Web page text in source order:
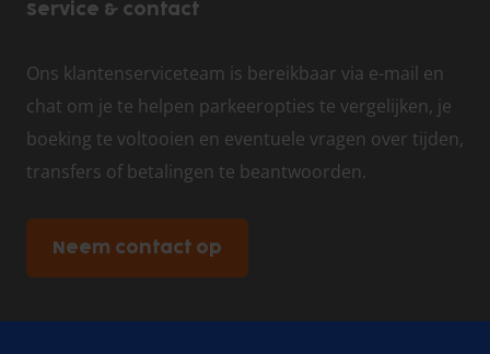
Service & contact
Ons klantenserviceteam is bereikbaar via e-mail en
chat om je te helpen parkeeropties te vergelijken, je
boeking te voltooien en eventuele vragen over tijden,
transfers of betalingen te beantwoorden.
Neem contact op